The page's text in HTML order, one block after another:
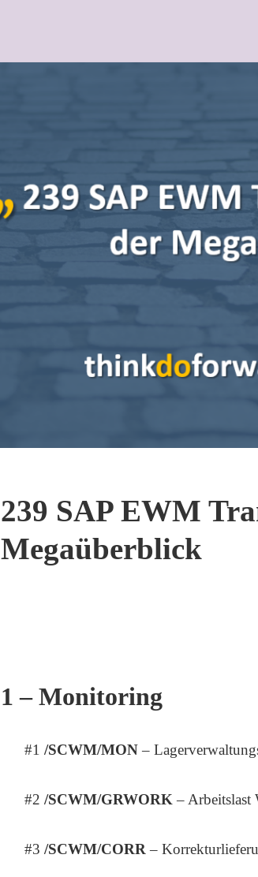
239 SAP EWM
Megaüberblick
1 – Monitoring
#1/SCWM/MON–
#2/SCWM/GRWORK – Arbeitslast
#3/SCWM/CORR –